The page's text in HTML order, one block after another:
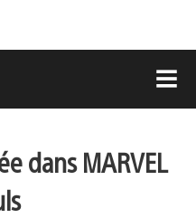
dans MARVEL